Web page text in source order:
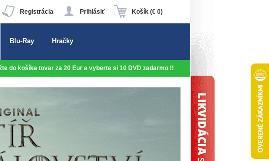
Košík (€ 0)
Prihlásiť
Registrácia
Blu-Ray Hračky
do košíka tovar za 20 Eur a vyberte si 10 DVD zadarmo !!